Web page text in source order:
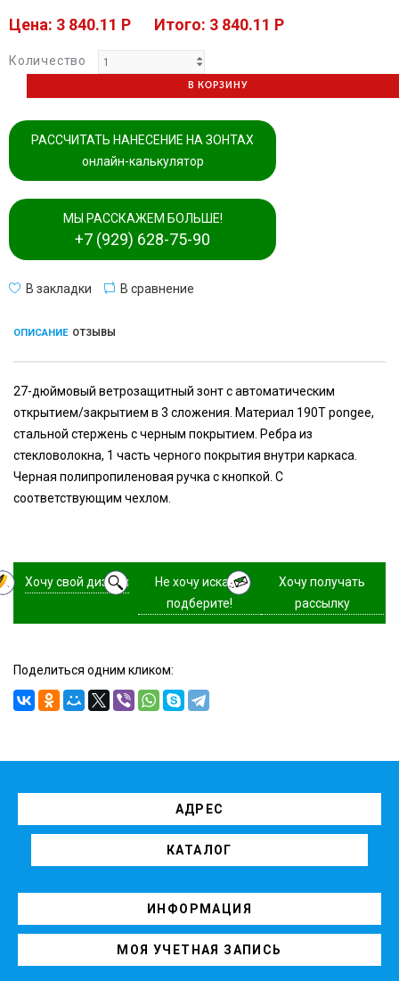
Цена: 3 840.11 P Итого: 3 840.11 P
Количество
В КОРЗИНУ
РАССЧИТАТЬ НАНЕСЕНИЕ НА ЗОНТАХ
онлайн-калькулятор
МЫ РАССКАЖЕМ БОЛЬШЕ!
+7 (929) 628-75-90
В закладки В сравнение
ОПИСАНИЕ ОТЗЫВЫ
27-дюймовый ветрозащитный зонт с автоматическим
открытием/закрытием в 3 сложения. Материал 190T pongee,
стальной стержень с черным покрытием. Ребра из
стекловолокна, 1 часть черного покрытия внутри каркаса.
Черная полипропиленовая ручка с кнопкой. С
соответствующим чехлом.
Хочу свой дизайн
Не хочу искать,
подберите!
Хочу получать
рассылку
Поделиться одним кликом:
АДРЕС
КАТАЛОГ
ИНФОРМАЦИЯ
МОЯ УЧЕТНАЯ ЗАПИСЬ